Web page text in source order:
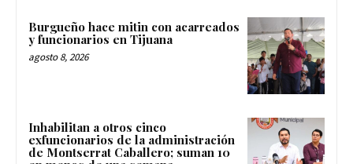
Burgueño hace mitin con acarreados
y funcionarios en Tijuana
agosto 8, 2026
Inhabilitan a otros cinco
exfuncionarios de la administración
de Montserrat Caballero; suman 10